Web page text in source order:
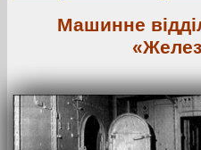
Машинне